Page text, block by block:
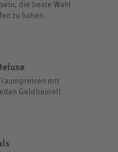
die beste Wahl
zu haben.
mit
Geldbeutel!